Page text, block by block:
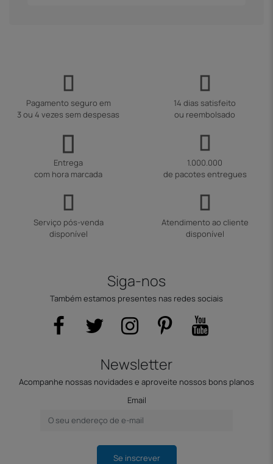
Pagamento seguro em
3 ou 4 vezes sem despesas
14 dias satisfeito
ou reembolsado
Entrega
com hora marcada
1.000.000
de pacotes entregues
Serviço pós-venda
disponível
Atendimento ao cliente
disponível
Siga-nos
Também estamos presentes nas redes sociais
Newsletter
Acompanhe nossas novidades e aproveite nossos bons planos
Email
Se inscrever